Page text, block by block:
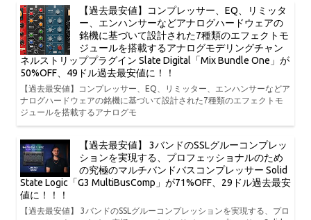
【過去最安値】コンプレッサー、EQ、リミッタ
ー、エンハンサーなどアナログハードウェアの
銘機に基づいて設計された7種類のエフェクトモ
ジュールを搭載するアナログモデリングチャン
ネルストリッププラグイン Slate Digital「Mix Bundle One」が
50%OFF、49ドル過去最安値に！！
【過去最安値】コンプレッサー、EQ、リミッター、エンハンサーなどア
ナログハードウェアの銘機に基づいて設計された7種類のエフェクトモ
ジュールを搭載するアナログモ
【過去最安値】 3バンドのSSLグルーコンプレッ
ションを実現する、プロフェッショナルのため
の究極のマルチバンドバスコンプレッサー Solid
State Logic「G3 MultiBusComp」が71%OFF、29ドル過去最安
値に！！！
【過去最安値】 3バンドのSSLグルーコンプレッションを実現する、プロ